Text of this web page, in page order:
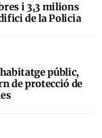
i 3,3 milions
de la Policia
públic,
de protecció de